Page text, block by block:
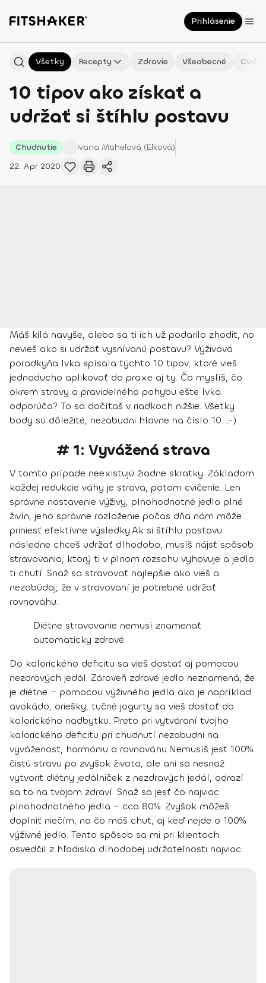
Prihlásenie
Všetky Recepty Zdravie Všeobecné
10 tipov ako získať a
udržať si štíhlu postavu
Chudnutie Ivana Maheľová (Eľková)
22. Apr 2020
Máš kilá navyše, alebo sa ti ich už podarilo zhodiť, no
nevieš ako si udržať vysnívanú postavu? Výživová
poradkyňa Ivka spísala týchto 10 tipov, ktoré vieš
jednoducho aplikovať do praxe aj ty. Čo myslíš, čo
okrem stravy a pravidelného pohybu ešte Ivka
odporúča? To sa dočítaš v riadkoch nižšie. Všetky
body sú dôležité, nezabudni hlavne na číslo 10. ;-)
# 1: Vyvážená strava
V tomto prípade neexistujú žiadne skratky. Základom
každej redukcie váhy je strava, potom cvičenie. Len
správne nastavenie výživy, plnohodnotné jedlo plné
živín, jeho správne rozloženie počas dňa nám môže
priniesť efektívne výsledky.Ak si štíhlu postavu
následne chceš udržať dlhodobo, musíš nájsť spôsob
stravovania, ktorý ti v plnom rozsahu vyhovuje a jedlo
ti chutí. Snaž sa stravovať najlepšie ako vieš a
nezabúdaj, že v stravovaní je potrebné udržať
rovnováhu.
Diétne stravovanie nemusí znamenať
automaticky zdravé.
Do kalorického deficitu sa vieš dostať aj pomocou
nezdravých jedál. Zároveň zdravé jedlo neznamená, že
je diétne – pomocou výživného jedla ako je napríklad
avokádo, oriešky, tučné jogurty sa vieš dostať do
kalorického nadbytku. Preto pri vytváraní tvojho
kalorického deficitu pri chudnutí nezabudni na
vyváženosť, harmóniu a rovnováhu.Nemusíš jesť 100%
čistú stravu po zvyšok života, ale ani sa nesnaž
vytvoriť diétny jedálniček z nezdravých jedál, odrazí
sa to na tvojom zdraví. Snaž sa jesť čo najviac
plnohodnotného jedla – cca 80%. Zvyšok môžeš
doplniť niečím, na čo máš chuť, aj keď nejde o 100%
výživné jedlo. Tento spôsob sa mi pri klientoch
osvedčil z hľadiska dlhodobej udržateľnosti najviac.